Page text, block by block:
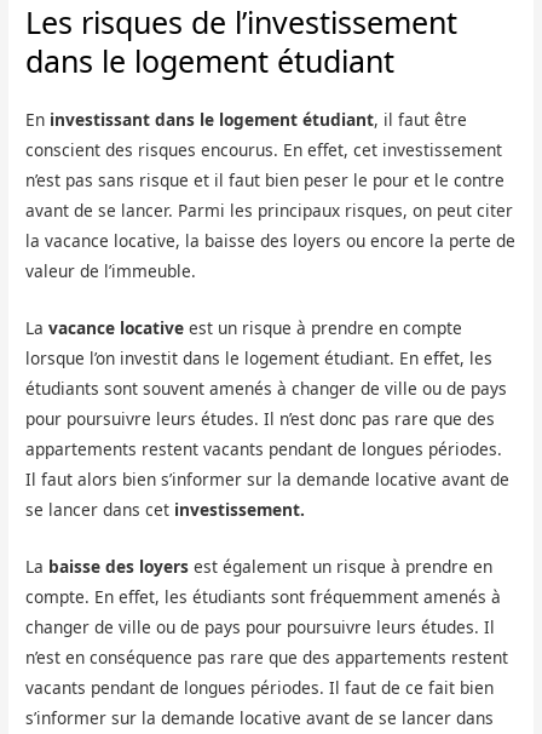
Les risques de l’investissement
dans le logement étudiant
En investissant dans le logement étudiant, il faut être
conscient des risques encourus. En effet, cet investissement
n’est pas sans risque et il faut bien peser le pour et le contre
avant de se lancer. Parmi les principaux risques, on peut citer
la vacance locative, la baisse des loyers ou encore la perte de
valeur de l’immeuble.
La vacance locative est un risque à prendre en compte
lorsque l’on investit dans le logement étudiant. En effet, les
étudiants sont souvent amenés à changer de ville ou de pays
pour poursuivre leurs études. Il n’est donc pas rare que des
appartements restent vacants pendant de longues périodes.
Il faut alors bien s’informer sur la demande locative avant de
se lancer dans cet investissement.
La baisse des loyers est également un risque à prendre en
compte. En effet, les étudiants sont fréquemment amenés à
changer de ville ou de pays pour poursuivre leurs études. Il
n’est en conséquence pas rare que des appartements restent
vacants pendant de longues périodes. Il faut de ce fait bien
s’informer sur la demande locative avant de se lancer dans